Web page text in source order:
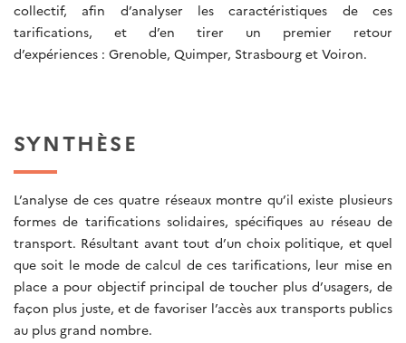
collectif, afin d’analyser les caractéristiques de ces
tarifications, et d’en tirer un premier retour
d’expériences : Grenoble, Quimper, Strasbourg et Voiron.
SYNTHÈSE
L’analyse de ces quatre réseaux montre qu’il existe plusieurs
formes de tarifications solidaires, spécifiques au réseau de
transport. Résultant avant tout d’un choix politique, et quel
que soit le mode de calcul de ces tarifications, leur mise en
place a pour objectif principal de toucher plus d’usagers, de
façon plus juste, et de favoriser l’accès aux transports publics
au plus grand nombre.